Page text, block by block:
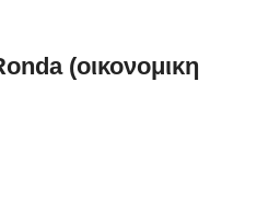
(οικονομικη